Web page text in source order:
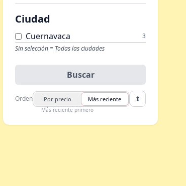
Terrenos
Edificios 1
Ciudad
Cuernavaca
3
Sin selección = Todas las ciudades
Buscar
Orden Por precio Más reciente
Más reciente primero